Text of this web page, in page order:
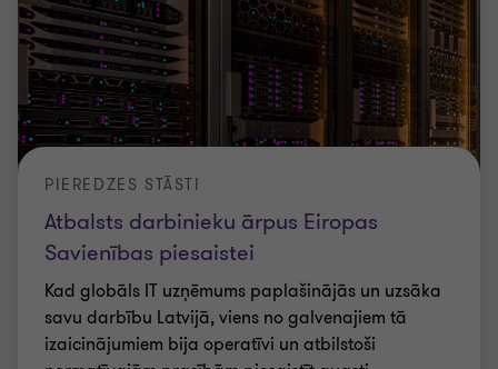
Atbalsts darbinieku ārpus Eiropas
Savienības piesaistei
PIEREDZES STĀSTI
Kad globāls IT uzņēmums paplašinājās un uzsāka
savu darbību Latvijā, viens no galvenajiem tā
izaicinājumiem bija operatīvi un atbilstoši